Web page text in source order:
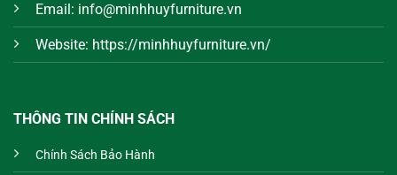
Email: info@minhhuyfurniture.vn
Website: https://minhhuyfurniture.vn/
THÔNG TIN CHÍNH SÁCH
Chính Sách Bảo Hành